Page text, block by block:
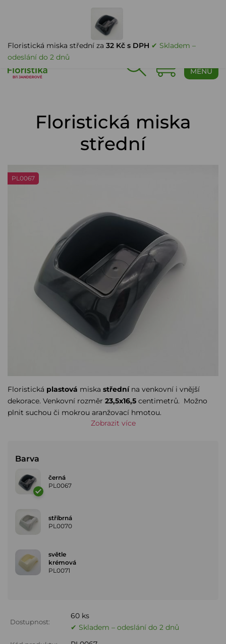
MENU
Floristická miska
střední
PL0067
Floristická plastová miska střednína venkovní i vnější
dekorace. Venkovní rozměr 23,5x16,5 centimetrů. Možno
plnit suchou či mokrou aranžovací hmotou.
Zobrazit více
Barva
černá
PL0067
stříbrná
PL0070
světle
krémová
PL0071
Dostupnost:
60 ks
✔ Skladem – odeslání do 2 dnů
Floristická miska střední za 32 Kč s DPH ✔ Skladem –
odeslání do 2 dnů